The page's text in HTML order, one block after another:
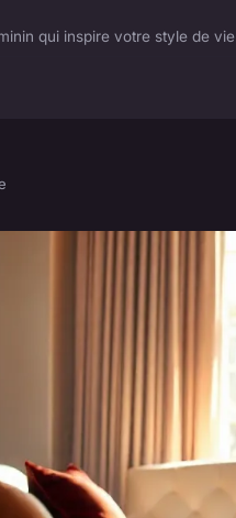
qui inspire votre style de vie